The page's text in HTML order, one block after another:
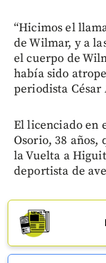
“Hicimos el
de Wilmar, y a
el cuerpo de
había sido
periodista César
El licenciado en
Osorio, 38 años,
la Vuelta a
deportista de